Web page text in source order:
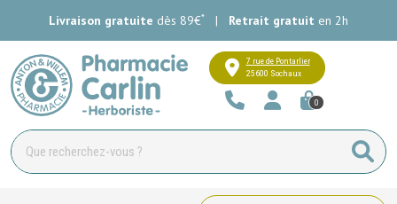
Livraison gratuite dès 89€* | Retrait gratuit en 2h
Pharmacie Carlin Votre
7 rue de Pontarlier
25600 Sochaux
0